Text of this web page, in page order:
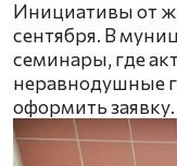
Инициативы от
сентября. В
семинары, где
неравнодушные
оформить заявку.